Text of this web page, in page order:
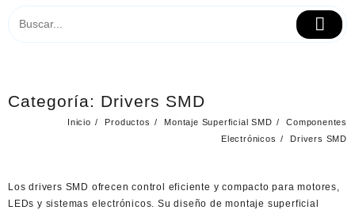
Categoría: Drivers SMD
Inicio Productos Montaje Superficial SMD
Componentes
Electrónicos
Drivers SMD
Losdrivers SMD ofrecen control eficiente y compacto para motores,
LEDs y sistemas electrónicos. Su diseño de montaje superficial